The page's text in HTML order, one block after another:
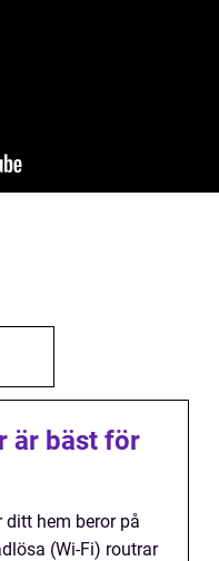
är bäst för
ditt hem beror på
(Wi-Fi) routrar